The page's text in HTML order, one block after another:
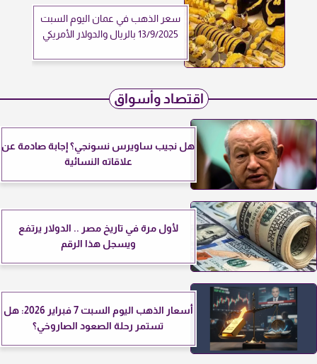
سعر الذهب في عمان اليوم السبت
13/9/2025 بالريال والدولار الأمريكي
اقتصاد وأسواق
هل نجيب ساويرس نسونجي؟ إجابة صادمة عن
علاقاته النسائية
لأول مرة في تاريخ مصر .. الدولار يرتفع
ويسجل هذا الرقم
أسعار الذهب اليوم السبت 7 فبراير 2026: هل
تستمر رحلة الصعود الصاروخي؟